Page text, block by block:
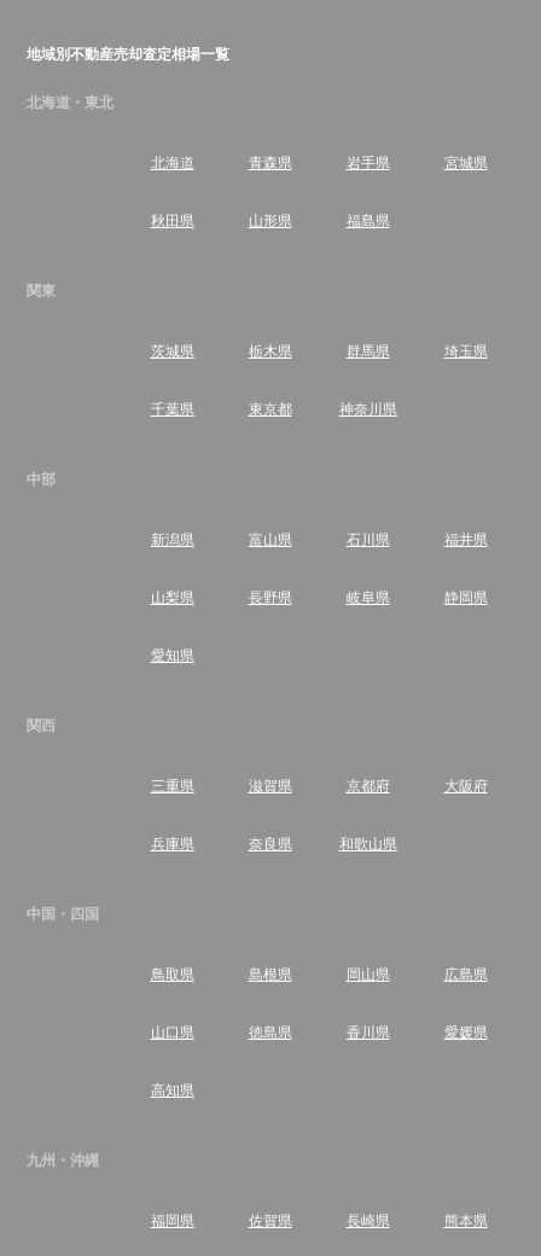
地域別不動産売却査定相場一覧
北海道・東北
北海道 青森県 岩手県 宮城県
秋田県 山形県 福島県
関東
茨城県 栃木県 群馬県 埼玉県
千葉県 東京都 神奈川県
中部
新潟県 富山県 石川県 福井県
山梨県 長野県 岐阜県 静岡県
愛知県
関西
三重県 滋賀県 京都府 大阪府
兵庫県 奈良県 和歌山県
中国・四国
鳥取県 島根県 岡山県 広島県
山口県 徳島県 香川県 愛媛県
高知県
九州・沖縄
福岡県 佐賀県 長崎県 熊本県